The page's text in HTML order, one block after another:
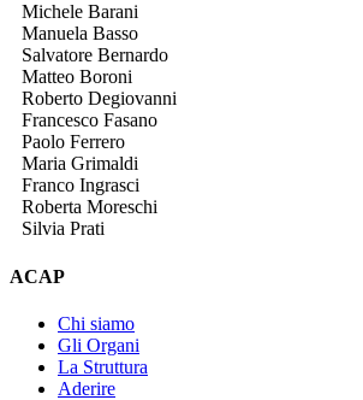
Michele Barani
Manuela Basso
Salvatore Bernardo
Matteo Boroni
Roberto Degiovanni
Francesco Fasano
Paolo Ferrero
Maria Grimaldi
Franco Ingrasci
Roberta Moreschi
Silvia Prati
ACAP
Chi siamo
Gli Organi
La Struttura
Aderire